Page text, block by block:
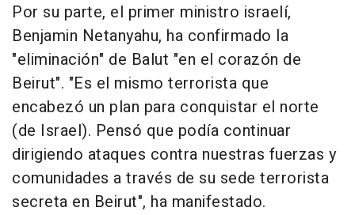
Por su parte, el primer ministro israelí,
Benjamin Netanyahu, ha confirmado la
"eliminación" de Balut "en el corazón de
Beirut". "Es el mismo terrorista que
encabezó un plan para conquistar el norte
(de Israel). Pensó que podía continuar
dirigiendo ataques contra nuestras fuerzas y
comunidades a través de su sede terrorista
secreta en Beirut", ha manifestado.